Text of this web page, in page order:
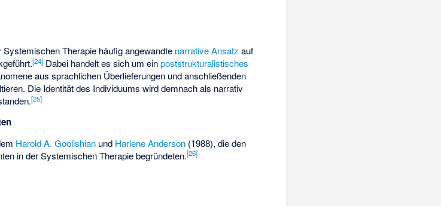
Systemischen Therapie häufig angewandte narrative Ansatz auf
[24] Dabei handelt es sich um einpoststrukturalistisches
aus sprachlichen Überlieferungen und anschließenden
Die Identität des Individuums wird demnach als narrativ
[25]
Harold A. Goolishian und Harlene Anderson (1988), die den
in der Systemischen Therapie begründeten.[26]